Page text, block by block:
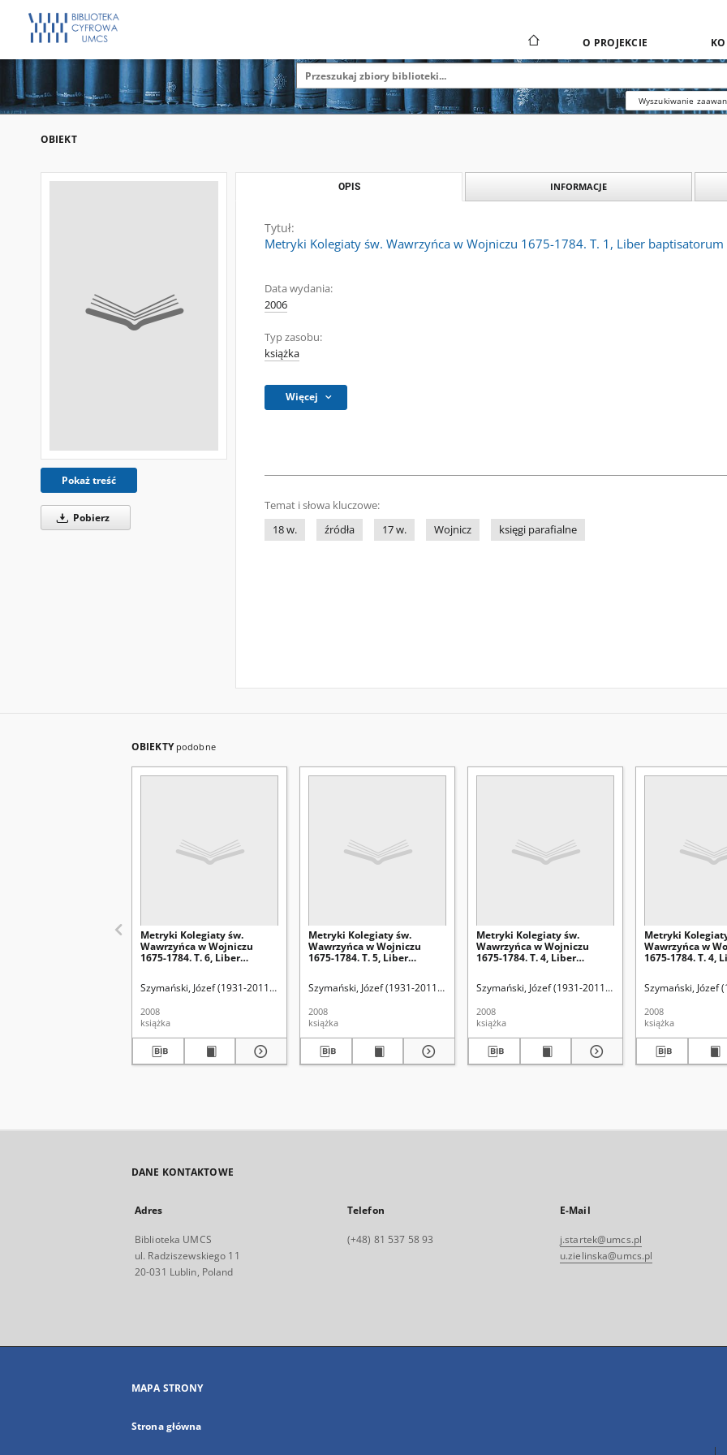
O PROJEKCIE
Wyszukiwanie
OBIEKT
Pokaż treść
Pobierz
OPIS INFORMACJE
Tytuł:
Metryki Kolegiaty św. Wawrzyńca w Wojniczu 1675-1784. T. 1, Liber
Data wydania:
2006
Typ zasobu:
książka
Więcej
Temat i słowa kluczowe:
18 w.
źródła 17 w. Wojnicz księgi parafialne
OBIEKTY podobne
Metryki Kolegiaty św.
Wawrzyńca w Wojniczu
1675-1784. T. 6, Liber
Szymański, Józef (1931-2011). Wyd.
Zielińska, Ewa. Wyd.
2008
książka
Metryki Kolegiaty św.
Wawrzyńca w Wojniczu
1675-1784. T. 5, Liber
Szymański, Józef (1931-2011). Wyd.
Madejska, Katarzyna. Wyd.
2008
książka
Metryki Kolegiaty św.
Wawrzyńca w Wojniczu
1675-1784. T. 4, Liber
Szymański, Józef (1931-2011). Wyd. Giergiel,
2008
książka
Metryki
Wawrzyńca w
1675-1784. T. 4,
Szymański, Józef
2008
książka
DANE KONTAKTOWE
Adres
Biblioteka UMCS
ul. Radziszewskiego 11
20-031 Lublin, Poland
Telefon
(+48) 81 537 58 93
E-Mail
j.startek@umcs.pl
u.zielinska@umcs.pl
MAPA STRONY
Strona główna